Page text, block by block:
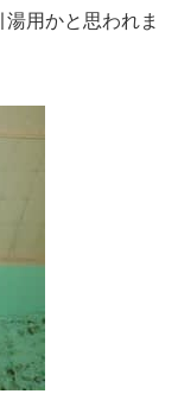
用かと思われま